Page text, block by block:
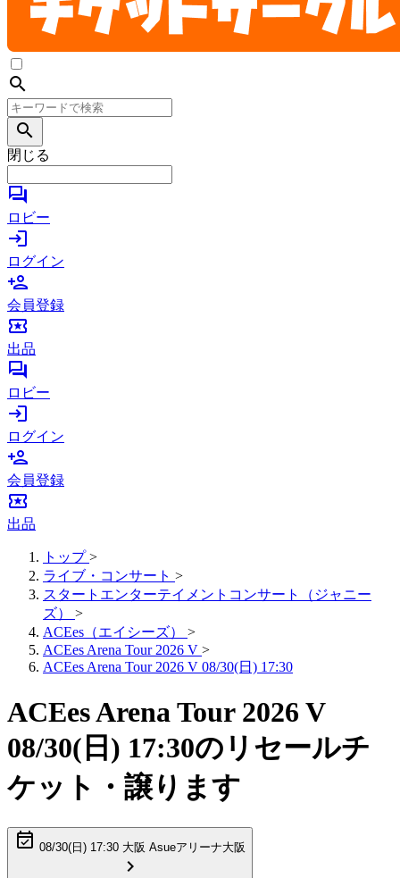
search
search
閉じる
forum
ロビー
login
ログイン
person_add
会員登録
local_activity
出品
forum
ロビー
login
ログイン
person_add
会員登録
local_activity
出品
トップ >
ライブ・コンサート >
スタートエンターテイメントコンサート（ジャニー
ズ）
>
ACEes（エイシーズ）
>
ACEes Arena Tour 2026 V >
ACEes Arena Tour 2026 V 08/30(日) 17:30
ACEes Arena Tour 2026 V
08/30(日) 17:30のリセールチ
ケット・譲ります
event_available 08/30( 日 ) 17:30 大阪 Asueアリーナ大阪
chevron_right